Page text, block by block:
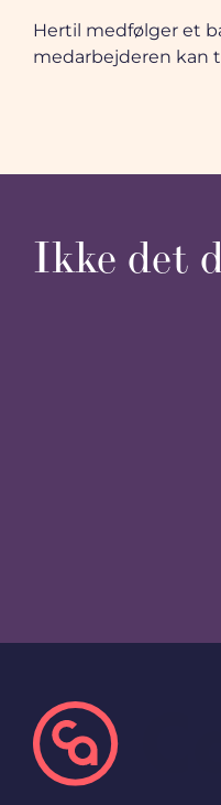
Hertil medfølger et
medarbejderen kan
Ikke det